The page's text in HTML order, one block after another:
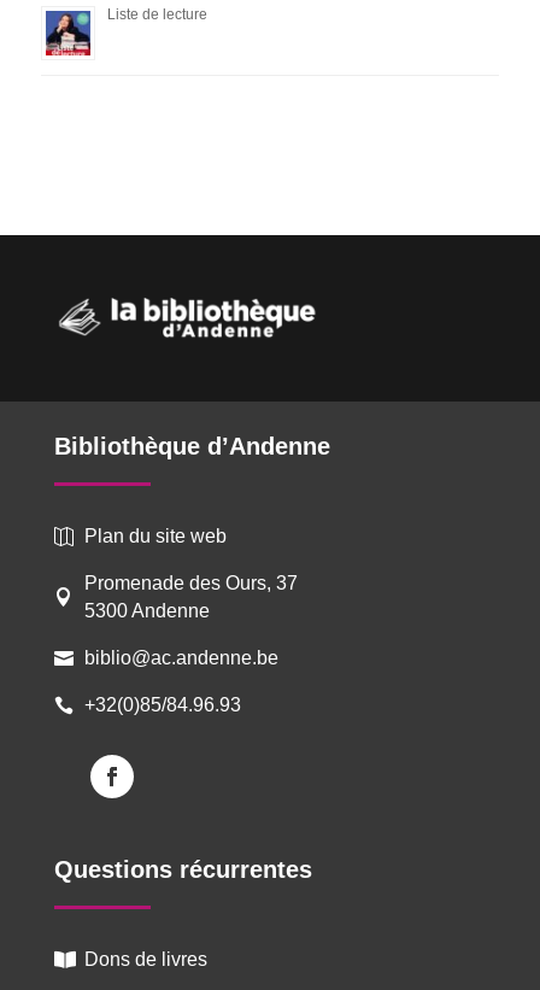
Liste de lecture
Bibliothèque d’Andenne
 Plan du site web

Promenade des Ours, 37
5300 Andenne
 biblio@ac.andenne.be
 +32(0)85/84.96.93
Questions récurrentes
 Dons de livres